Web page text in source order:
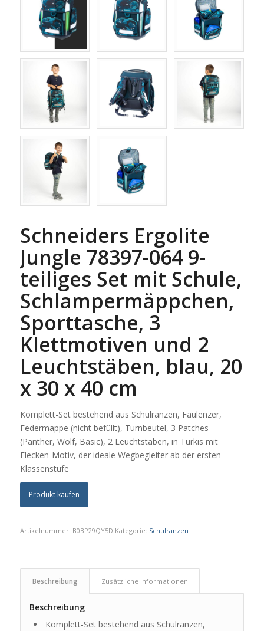
Schneiders Ergolite
Jungle 78397-064 9-
teiliges Set mit Schule,
Schlampermäppchen,
Sporttasche, 3
Klettmotiven und 2
Leuchtstäben, blau, 20
x 30 x 40 cm
Komplett-Set bestehend aus Schulranzen, Faulenzer,
Federmappe (nicht befüllt), Turnbeutel, 3 Patches
(Panther, Wolf, Basic), 2 Leuchtstäben, in Türkis mit
Flecken-Motiv, der ideale Wegbegleiter ab der ersten
Klassenstufe
Produkt kaufen
Artikelnummer: B0BP29QY5D Kategorie: Schulranzen
Beschreibung Zusätzliche Informationen
Beschreibung
Komplett-Set bestehend aus Schulranzen,